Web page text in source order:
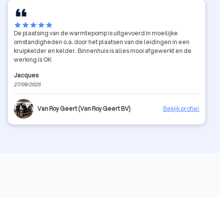
starstarstarstarstar
De plaatsing van de warmtepomp is uitgevoerd in moeilijke
omstandigheden o.a. door het plaatsen van de leidingen in een
kruipkelder en kelder. Binnenhuis is alles mooi afgewerkt en de
werking is OK
Jacques
27/09/2025
Van Roy Geert (Van Roy Geert BV) Bekijk profiel